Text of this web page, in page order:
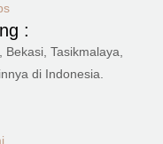
:
Tasikmalaya,
di Indonesia.